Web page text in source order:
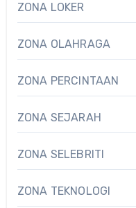
ZONA LOKER
ZONA OLAHRAGA
ZONA PERCINTAAN
ZONA SEJARAH
ZONA SELEBRITI
ZONA TEKNOLOGI